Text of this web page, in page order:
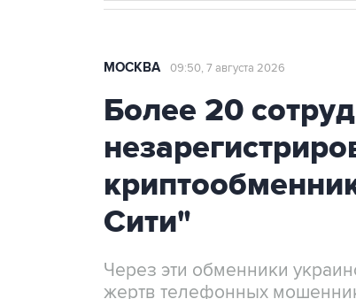
МОСКВА 09:50, 7 августа 2026
Более 20
Сити"
Через эти обменники
жертв телефонных